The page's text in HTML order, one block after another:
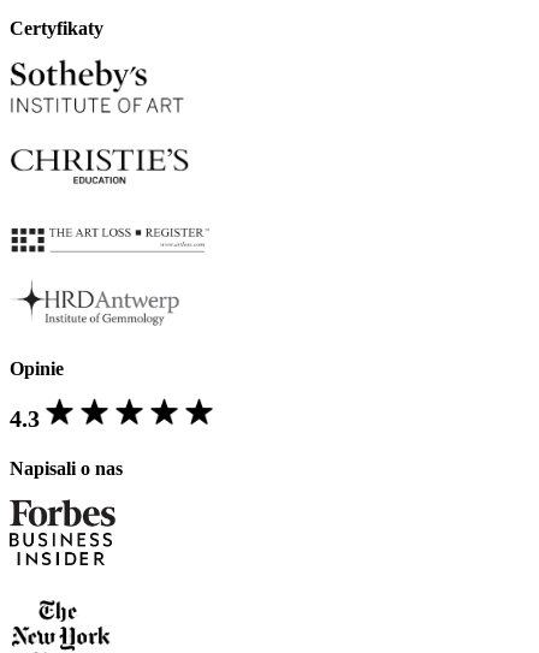
Certyfikaty
Opinie
4.3
Napisali o nas